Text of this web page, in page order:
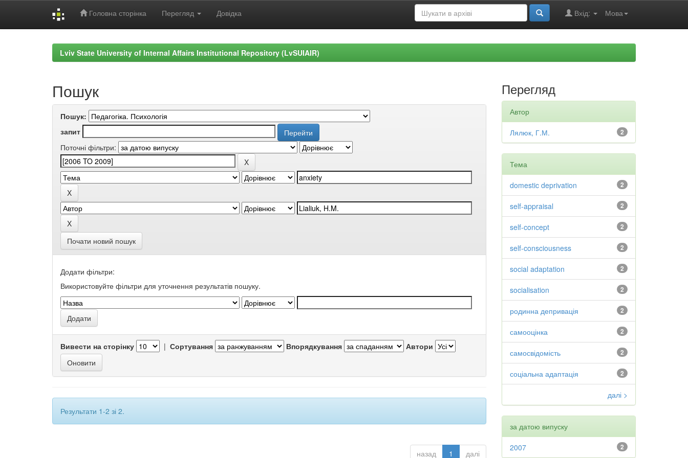
Головна сторінка Перегляд Довідка Мова
Вхід:
Lviv State University of Internal Affairs Institutional Repository (LvSUIAIR)
Пошук
Пошук:
запит
Поточні фільтри:
Почати новий пошук
Додати фільтри:
Використовуйте фільтри для уточнення результатів пошуку.
Вивести на сторінку | Сортування Впорядкування Автори
Результати 1-2 зі 2.
назад 1 далі
Перегляд
Автор
2
Лялюк, Г.М.
Тема
2
domestic deprivation
2
self-appraisal
2
self-concept
2
self-consciousness
2
social adaptation
2
socialisation
2
родинна депривація
2
самооцінка
2
самосвідомість
2
соціальна адаптація
далі >
за датою випуску
2
2007